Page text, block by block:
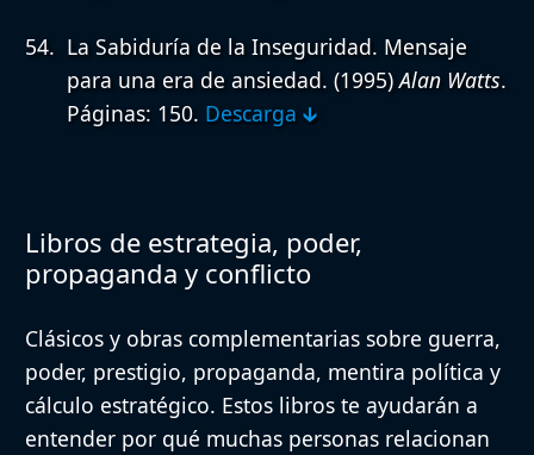
La Sabiduría de la Inseguridad. Mensaje
para una era de ansiedad. (1995)Alan Watts.
Páginas: 150. Descarga 🡳
Libros de estrategia, poder,
propaganda y conflicto
Clásicos y obras complementarias sobre guerra,
poder, prestigio, propaganda, mentira política y
cálculo estratégico. Estos libros te ayudarán a
entender por qué muchas personas relacionan